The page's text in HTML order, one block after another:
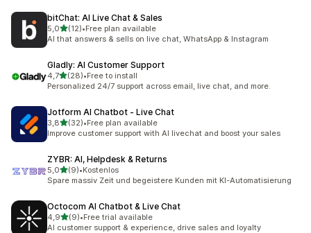
bitChat: AI Live Chat & Sales
5,0na 5 gwiazdek
(12)
Łączna liczba recenzji: 12
•Free plan available
AI that answers & sells on live chat, WhatsApp & Instagram
Gladly: AI Customer Support
4,7na 5 gwiazdek
(28)
Łączna liczba recenzji: 28
•Free to install
Personalized 24/7 support across email, live chat, and more.
Jotform AI Chatbot ‑ Live Chat
3,8na 5 gwiazdek
(32)
Łączna liczba recenzji: 32
•Free plan available
Improve customer support with AI livechat and boost your sales
ZYBR: AI, Helpdesk & Returns
5,0na 5 gwiazdek
(9)
Łączna liczba recenzji: 9
•Kostenlos
Spare massiv Zeit und begeistere Kunden mit KI-Automatisierung
Octocom AI Chatbot & Live Chat
4,9na 5 gwiazdek
(9)
Łączna liczba recenzji: 9
•Free trial available
AI customer support & experience, drive sales and loyalty